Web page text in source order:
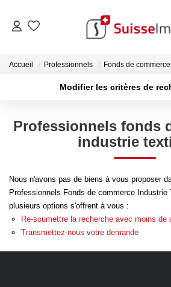
ACHETER
Découvrez Nos Biens À
Confiez-Nous La Recherche
Estimer Votre Bien En
Consultez Les Avis
Accueil Professionnels Fonds de commerce
Modifier les critères de
Sélectionnez...
Type de bien
Surface
Créer une alerte
Professionnels fonds
industrie
Nous n'avons pas de biens à vous proposer
Professionnels Fonds de commerce Industrie
plusieurs options s'offrent à vous :
Re-soumettre la recherche avec moins de
Transmettez-nous votre demande